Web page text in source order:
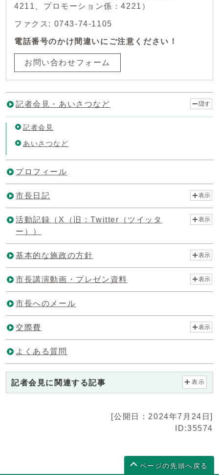
4211、プロモーション係：4221）
ファクス: 0743-74-1105
電話番号のかけ間違いにご注意ください！
お問い合わせフォーム
記者会見・あいさつなど 隠す
記者会見
あいさつなど
プロフィール
市長日記 表示
活動記録（X（旧：Twitter（ツイッタ
ー））
表示
基本的な施政の方針 表示
市長講演動画・プレゼン資料 表示
市長へのメール
交際費 表示
よくある質問
記者会見に関連する記事 表示
[公開日：2024年7月24日]
ID:35574
ページの先頭へ戻る